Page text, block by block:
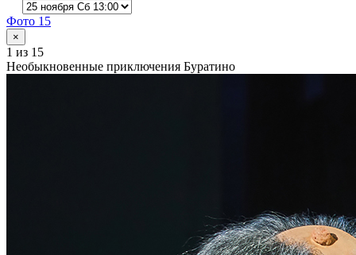
Фото 15
×
1 из 15
Необыкновенные приключения Буратино